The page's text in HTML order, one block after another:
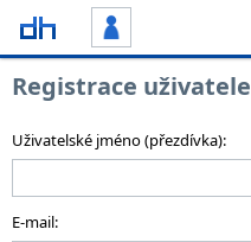
Registrace uživatele
Uživatelské jméno (přezdívka):
E-mail: